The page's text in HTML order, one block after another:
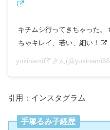
キチムシ行ってきちゃった。
ちゃキレイ、若い、細い！
yukinami さん
引用：インスタグラム
手塚るみ子経歴